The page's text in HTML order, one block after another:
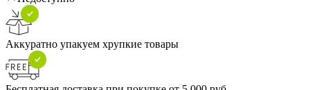
Аккуратно упакуем хрупкие товары